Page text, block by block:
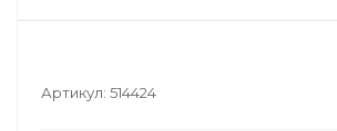
Артикул: 514424